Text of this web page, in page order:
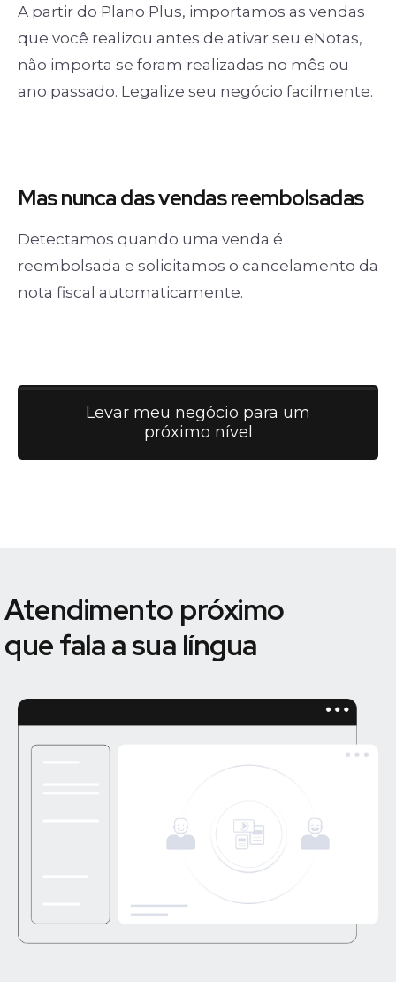
A partir do Plano Plus, importamos as vendas
que você realizou antes de ativar seu eNotas,
não importa se foram realizadas no mês ou
ano passado. Legalize seu negócio facilmente.
Mas nuncadas vendasreembolsadas
Detectamos quando uma venda é
reembolsada e solicitamos o cancelamento da
nota fiscal automaticamente.
Levar meu negócio para um
próximo nível
Atendimento próximo
que fala a sua língua